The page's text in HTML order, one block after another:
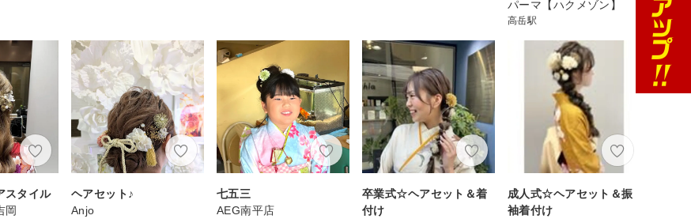
パーマ【ハクメゾン】
高岳駅
スタイル
岡
ヘアセット♪
Anjo
七五三
AEG南平店
卒業式☆ヘアセット＆着
付け
成人式☆ヘアセット＆振
袖着付け